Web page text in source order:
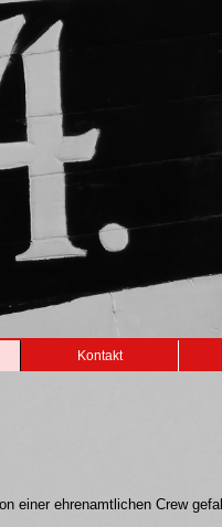
Kontakt
ehrenamtlichen Crew